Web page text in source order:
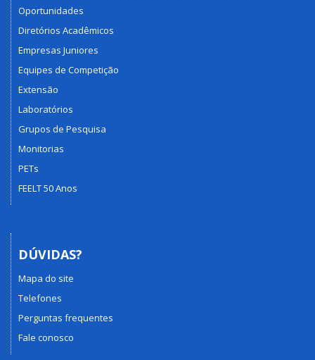
Oportunidades
Diretórios Acadêmicos
Empresas Juniores
Equipes de Competição
Extensão
Laboratórios
Grupos de Pesquisa
Monitorias
PETs
FEELT 50 Anos
DÚVIDAS?
Mapa do site
Telefones
Perguntas frequentes
Fale conosco